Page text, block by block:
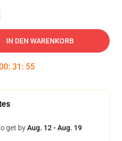
IN DEN WARENKORB
: 31 : 54
get byAug. 12 - Aug. 19